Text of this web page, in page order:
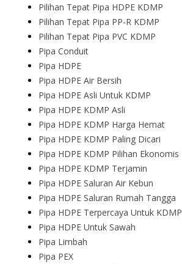
Pilihan Tepat Pipa HDPE KDMP
Pilihan Tepat Pipa PP-R KDMP
Pilihan Tepat Pipa PVC KDMP
Pipa Conduit
Pipa HDPE
Pipa HDPE Air Bersih
Pipa HDPE Asli Untuk KDMP
Pipa HDPE KDMP Asli
Pipa HDPE KDMP Harga Hemat
Pipa HDPE KDMP Paling Dicari
Pipa HDPE KDMP Pilihan Ekonomis
Pipa HDPE KDMP Terjamin
Pipa HDPE Saluran Air Kebun
Pipa HDPE Saluran Rumah Tangga
Pipa HDPE Terpercaya Untuk KDMP
Pipa HDPE Untuk Sawah
Pipa Limbah
Pipa PEX